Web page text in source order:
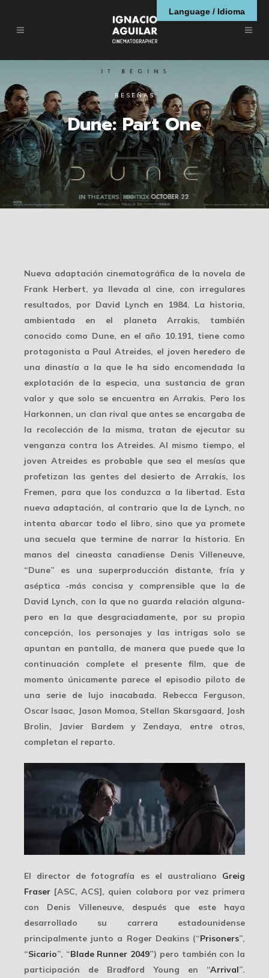
RESEÑAS
Dune: Part One
Nueva adaptación cinematográfica de la novela de
Frank Herbert, ya llevada al cine, con irregulares
resultados, por David Lynch en 1984. La historia,
ambientada en el planeta Arrakis, también
conocido como Dune, en el año 10.191, tiene como
protagonista a Paul Atreides, el joven heredero de
una dinastía a la que le ha sido encomendada la
explotación de la especia, una sustancia de gran
valor y que solo se encuentra en Arrakis. Pero los
Harkonnen, un clan rival que antes se encargaba de
la recolección de la misma, tratan de ejecutar su
venganza contra los Atreides. Al mismo tiempo, el
joven Atreides es probable que sea el mesías que
profetizan las gentes del desierto de Arrakis, los
Fremen, para que los conduzca a la libertad. Esta
nueva adaptación, al contrario que la de Lynch, no
intenta abarcar todo el libro, sino que ya promete
una secuela que termine de narrar la historia. En
manos del cineasta canadiense Denis Villeneuve,
“Dune” es una superproducción distante, fría y
aséptica -más concisa y comprensible que la de
David Lynch, con la que no guarda relación alguna-
pero en la que desgraciadamente, por su propia
concepción, los personajes y las intrigas solo se
apuntan en pantalla, de manera que puede que la
continuación complete el presente film, que de
momento únicamente parece el episodio piloto de
una serie de lujo inacabada. Rebecca Ferguson,
Oscar Isaac, Jason Momoa, Stellan Skarsgaard, Josh
Brolin, Javier Bardem y Zendaya, entre otros,
completan el reparto.
El director de fotografía es el australiano Greig
Fraser [ASC, ACS], quien colabora por vez primera
con Denis Villeneuve, después que este haya
desarrollado su carrera estadounidense
principalmente junto a Roger Deakins(“Prisoners”,
“Sicario”, “Blade Runner 2049”) pero también con la
participación de Bradford Young en “Arrival”.
Language / Idioma